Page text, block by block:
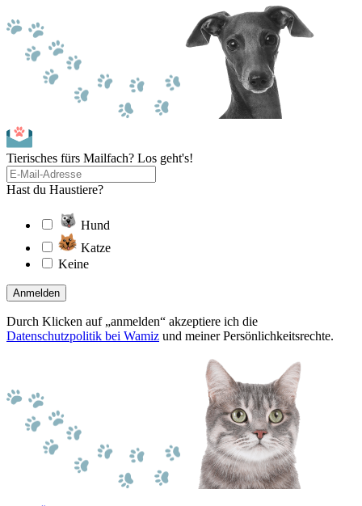
Tierisches fürs Mailfach? Los geht's!
Hast du Haustiere?
Hund
Katze
Keine
Anmelden
Durch Klicken auf „anmelden“ akzeptiere ich die
Datenschutzpolitik bei Wamiz und meiner Persönlichkeitsrechte.